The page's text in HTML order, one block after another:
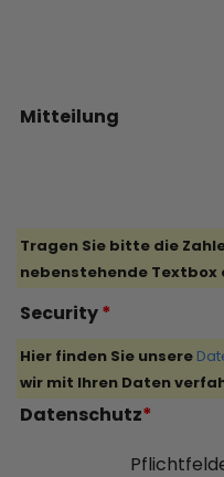
Mitteilung
Tragen Sie bitte die
nebenstehende Textbox
Security*
Hier finden Sie unsere
wir mit Ihren Daten
Datenschutz*